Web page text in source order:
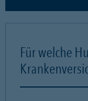
Für welche